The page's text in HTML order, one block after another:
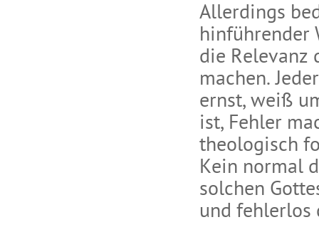
Allerdings
hinführender
die Relevanz
machen.
ernst, weiß
ist, Fehler
theologisch
Kein normal
solchen
und fehlerlos